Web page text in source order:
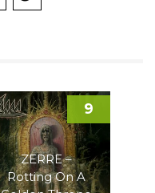
ZERRE –
Rotting On A
9